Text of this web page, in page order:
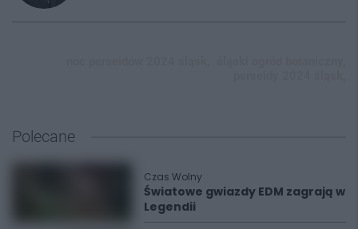
Polecane
Czas Wolny
Światowe gwiazdy EDM zagrają w
Legendii